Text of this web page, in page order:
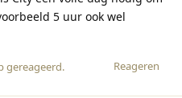
5 uur ook wel
Reageren
gereageerd.